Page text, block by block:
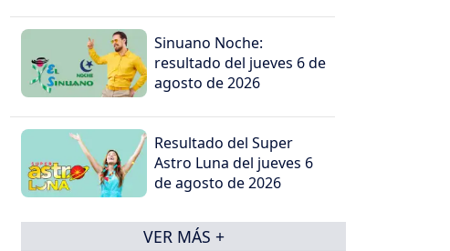
Sinuano Noche:
resultado del jueves 6 de
agosto de 2026
Resultado del Super
Astro Luna del jueves 6
de agosto de 2026
VER MÁS +